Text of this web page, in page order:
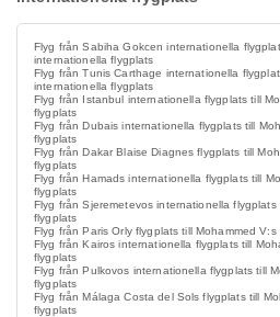
Flyg från Sabiha Gokcen internationella
internationella flygplats
Flyg från Tunis Carthage internationella
internationella flygplats
Flyg från Istanbul internationella flygplats till
flygplats
Flyg från Dubais internationella flygplats till
flygplats
Flyg från Dakar Blaise Diagnes flygplats till
flygplats
Flyg från Hamads internationella flygplats till
flygplats
Flyg från Sjeremetevos internationella
flygplats
Flyg från Paris Orly flygplats till Mohammed
Flyg från Kairos internationella flygplats till
flygplats
Flyg från Pulkovos internationella flygplats till
flygplats
Flyg från Málaga Costa del Sols flygplats till
flygplats